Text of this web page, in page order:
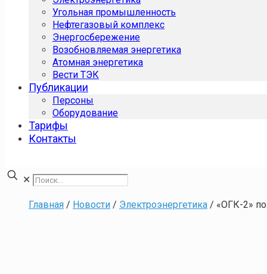
Угольная промышленность
Нефтегазовый комплекс
Энергосбережение
Возобновляемая энергетика
Атомная энергетика
Вести ТЭК
Публикации
Персоны
Оборудование
Тарифы
Контакты
✕
Главная / Новости / Электроэнергетика / «ОГК-2»